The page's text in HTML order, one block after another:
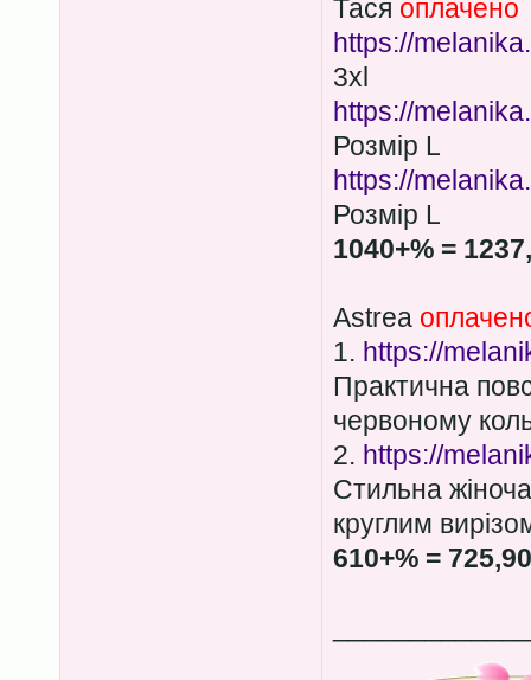
Тася оплачено
https://
3xl
https://
Розмір L
https://
Розмір L
1040+% =
Astrea
1. https://
Практична
червоному
2. https://
Стильна
круглим
610+% = 725,90